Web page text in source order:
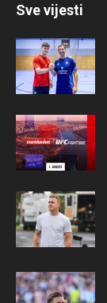
Sve vijesti